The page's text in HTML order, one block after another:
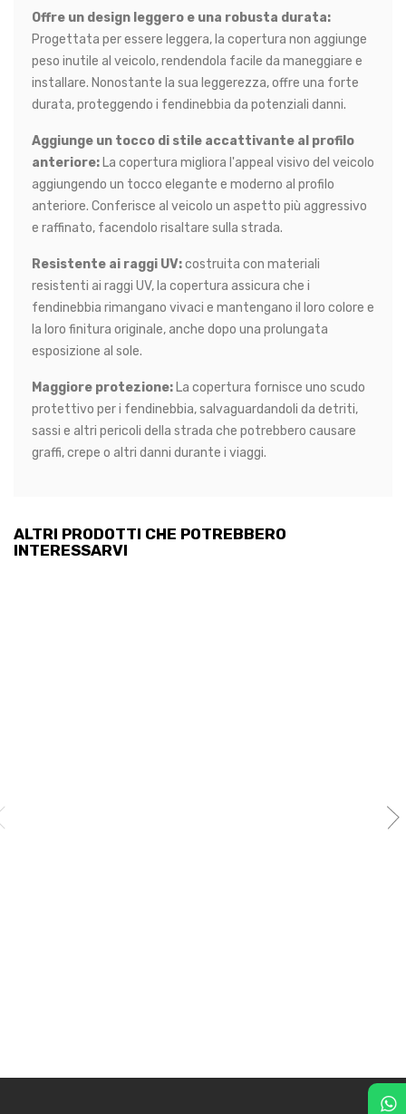
Offre un design leggero e una robusta durata:
Progettata per essere leggera, la copertura non aggiunge
peso inutile al veicolo, rendendola facile da maneggiare e
installare. Nonostante la sua leggerezza, offre una forte
durata, proteggendo i fendinebbia da potenziali danni.
Aggiunge un tocco di stile accattivante al profilo
anteriore: La copertura migliora l'appeal visivo del veicolo
aggiungendo un tocco elegante e moderno al profilo
anteriore. Conferisce al veicolo un aspetto più aggressivo
e raffinato, facendolo risaltare sulla strada.
Resistente ai raggi UV:costruita con materiali
resistenti ai raggi UV, la copertura assicura che i
fendinebbia rimangano vivaci e mantengano il loro colore e
la loro finitura originale, anche dopo una prolungata
esposizione al sole.
Maggiore protezione: La copertura fornisce uno scudo
protettivo per i fendinebbia, salvaguardandoli da detriti,
sassi e altri pericoli della strada che potrebbero causare
graffi, crepe o altri danni durante i viaggi.
ALTRI PRODOTTI CHE POTREBBERO
INTERESSARVI